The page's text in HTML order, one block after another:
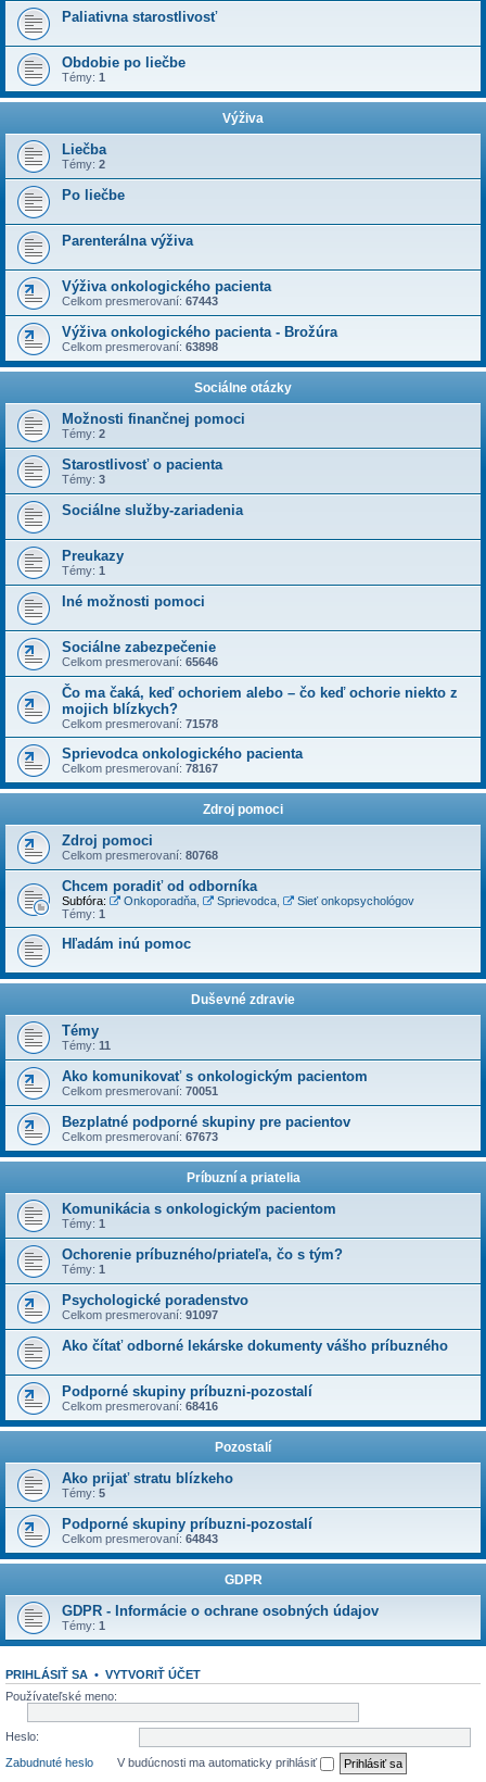
Paliativna starostlivosť
Obdobie po liečbe
Témy: 1
Výživa
Liečba
Témy: 2
Po liečbe
Parenterálna výživa
Výživa onkologického pacienta
Celkom presmerovaní: 67443
Výživa onkologického pacienta - Brožúra
Celkom presmerovaní: 63898
Sociálne otázky
Možnosti finančnej pomoci
Témy: 2
Starostlivosť o pacienta
Témy: 3
Sociálne služby-zariadenia
Preukazy
Témy: 1
Iné možnosti pomoci
Sociálne zabezpečenie
Celkom presmerovaní: 65646
Čo ma čaká, keď ochoriem alebo – čo keď ochorie niekto z
mojich blízkych?
Celkom presmerovaní: 71578
Sprievodca onkologického pacienta
Celkom presmerovaní: 78167
Zdroj pomoci
Zdroj pomoci
Celkom presmerovaní: 80768
Chcem poradiť od odborníka
Subfóra: Onkoporadňa, Sprievodca,
Sieť onkopsychológov
Témy: 1
Hľadám inú pomoc
Duševné zdravie
Témy
Témy: 11
Ako komunikovať s onkologickým pacientom
Celkom presmerovaní: 70051
Bezplatné podporné skupiny pre pacientov
Celkom presmerovaní: 67673
Príbuzní a priatelia
Komunikácia s onkologickým pacientom
Témy: 1
Ochorenie príbuzného/priateľa, čo s tým?
Témy: 1
Psychologické poradenstvo
Celkom presmerovaní: 91097
Ako čítať odborné lekárske dokumenty vášho príbuzného
Podporné skupiny príbuzni-pozostalí
Celkom presmerovaní: 68416
Pozostalí
Ako prijať stratu blízkeho
Témy: 5
Podporné skupiny príbuzni-pozostalí
Celkom presmerovaní: 64843
GDPR
GDPR - Informácie o ochrane osobných údajov
Témy: 1
PRIHLÁSIŤ SA • VYTVORIŤ ÚČET
Používateľské meno:
Heslo:
Zabudnuté heslo
V budúcnosti ma automaticky prihlásiť